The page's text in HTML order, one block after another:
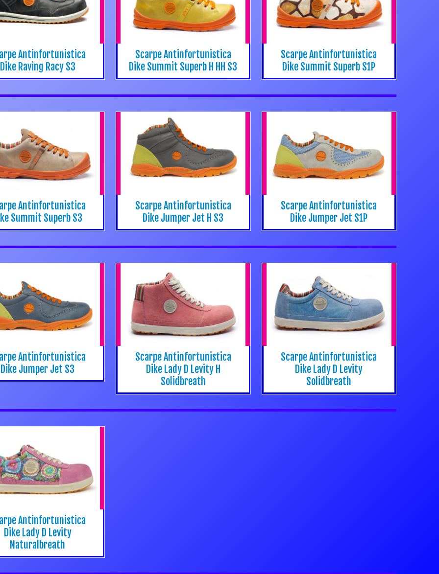
Antinfortunistica
Dike Raving Racy S3
Scarpe Antinfortunistica
Dike Summit Superb H HH S3
Scarpe Antinfortunistica
Dike Summit Superb S1P
Antinfortunistica
Summit Superb S3
Scarpe Antinfortunistica
Dike Jumper Jet H S3
Scarpe Antinfortunistica
Dike Jumper Jet S1P
Antinfortunistica
Dike Jumper Jet S3
Scarpe Antinfortunistica
Dike Lady D Levity H
Solidbreath
Scarpe Antinfortunistica
Dike Lady D Levity
Solidbreath
Antinfortunistica
Dike Lady D Levity
Naturalbreath